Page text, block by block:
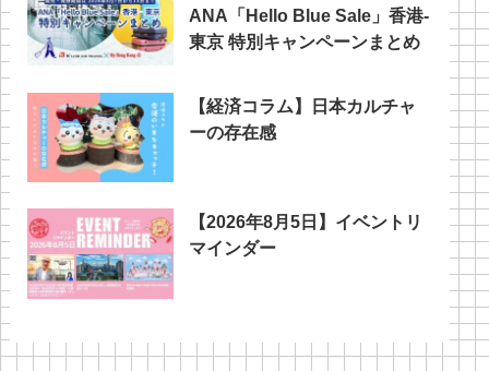
ANA「Hello Blue Sale」香港‐
東京 特別キャンペーンまとめ
【経済コラム】日本カルチャ
ーの存在感
【2026年8月5日】イベントリ
マインダー